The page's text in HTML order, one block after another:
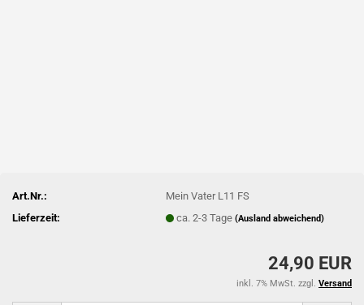
Art.Nr.:
Mein Vater L11 FS
Lieferzeit:
ca. 2-3 Tage(Ausland abweichend)
24,90 EUR
inkl. 7% MwSt. zzgl. Versand